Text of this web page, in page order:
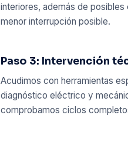
interiores, además de
menor interrupción posible.
Paso 3: Intervención
Acudimos con herramientas
diagnóstico eléctrico y
comprobamos ciclos